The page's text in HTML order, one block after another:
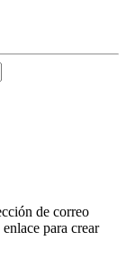
de correo
para crear